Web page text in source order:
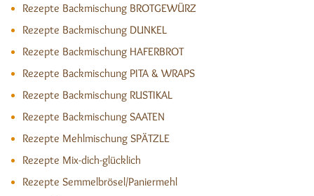
Rezepte Backmischung BROTGEWÜRZ
Rezepte Backmischung DUNKEL
Rezepte Backmischung HAFERBROT
Rezepte Backmischung PITA & WRAPS
Rezepte Backmischung RUSTIKAL
Rezepte Backmischung SAATEN
Rezepte Mehlmischung SPÄTZLE
Rezepte Mix-dich-glücklich
Rezepte Semmelbrösel/Paniermehl